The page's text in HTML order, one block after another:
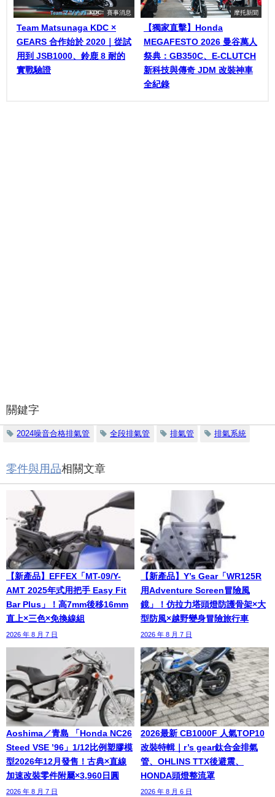
賽事消息
Team Matsunaga KDC ×
GEARS 合作始於 2020｜從試
用到 JSB1000、鈴鹿 8 耐的
實戰驗證
摩托新聞
【獨家直擊】Honda
MEGAFESTO 2026 曼谷萬人
祭典：GB350C、E-CLUTCH
新科技與傳奇 JDM 改裝神車
全紀錄
關鍵字
2024噪音合格排氣管 全段排氣管 排氣管 排氣系統
零件與用品相關文章
【新產品】EFFEX「MT-09/Y-
AMT 2025年式用把手 Easy Fit
Bar Plus」！高7mm後移16mm
直上×三色×免換線組
2026 年 8 月 7 日
【新產品】Y’s Gear「WR125R
用Adventure Screen冒險風
鏡」！仿拉力塔頭燈防護骨架×大
型防風×越野變身冒險旅行車
2026 年 8 月 7 日
Aoshima／青島 「Honda NC26
Steed VSE ’96」1/12比例塑膠模
型2026年12月發售！古典×直線
加速改裝零件附屬×3,960日圓
2026 年 8 月 7 日
2026最新 CB1000F 人氣TOP10
改裝特輯｜r’s gear鈦合金排氣
管、OHLINS TTX後避震、
HONDA頭燈整流罩
2026 年 8 月 6 日